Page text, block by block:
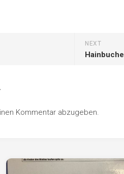
NEXT
Hainbuche
Kommentar abzugeben.